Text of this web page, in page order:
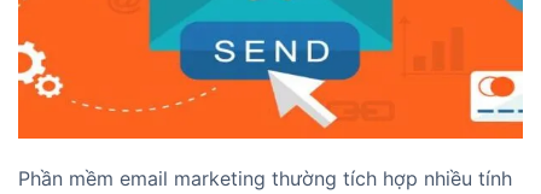
Phần mềm email marketing thường tích hợp nhiều tính